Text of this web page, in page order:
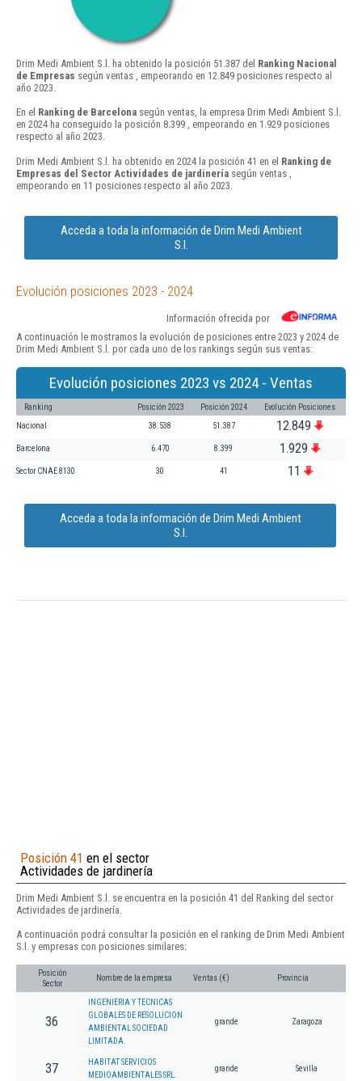
Drim Medi Ambient S.l. ha obtenido la posición 51.387 del Ranking Nacional
de Empresas según ventas , empeorando en 12.849 posiciones respecto al
año 2023.
En el Ranking de Barcelona según ventas, la empresa Drim Medi Ambient S.l.
en 2024 ha conseguido la posición 8.399 , empeorando en 1.929 posiciones
respecto al año 2023.
Drim Medi Ambient S.l. ha obtenido en 2024 la posición 41 en el Ranking de
Empresas del Sector Actividades de jardinería según ventas ,
empeorando en 11 posiciones respecto al año 2023.
Acceda a toda la información de Drim Medi Ambient
S.l.
Evolución posiciones 2023 - 2024
Información ofrecida por
A continuación le mostramos la evolución de posiciones entre 2023 y 2024 de
Drim Medi Ambient S.l. por cada uno de los rankings según sus ventas:
Evolución posiciones 2023 vs 2024 - Ventas
Ranking Posición 2023 Posición 2024 Evolución Posiciones
Nacional 38.538 51.387 12.849
Barcelona 6.470 8.399 1.929
Sector CNAE 8130 30 41 11
Acceda a toda la información de Drim Medi Ambient
S.l.
Posición 41 en el sector
Actividades de jardinería
Drim Medi Ambient S.l. se encuentra en la posición 41 del Ranking del sector
Actividades de jardinería.
A continuación podrá consultar la posición en el ranking de Drim Medi Ambient
S.l. y empresas con posiciones similares:
Posición
Sector
Nombre de la empresa Ventas (€) Provincia
36
INGENIERIA Y TECNICAS
GLOBALES DE RESOLUCION
AMBIENTAL SOCIEDAD
LIMITADA.
grande Zaragoza
37
HABITAT SERVICIOS
MEDIOAMBIENTALES SRL.
grande Sevilla